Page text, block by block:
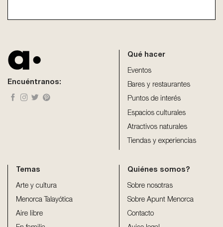
left
Encuéntranos:
Qué hacer
Eventos
Bares y restaurantes
Puntos de interés
Espacios culturales
Atractivos naturales
Tiendas y experiencias
Temas
Arte y cultura
Menorca Talayótica
Aire libre
Quiénes somos?
Sobre nosotras
Sobre Apunt Menorca
Contacto